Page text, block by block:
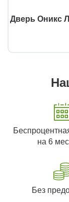
Дверь Оникс
на 6
Без